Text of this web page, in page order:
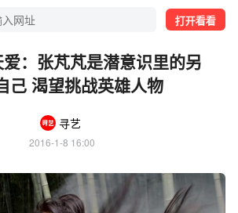
打开看看
：张芃芃是潜意识里的另
己 渴望挑战英雄人物
寻艺
2016-1-8 16:00